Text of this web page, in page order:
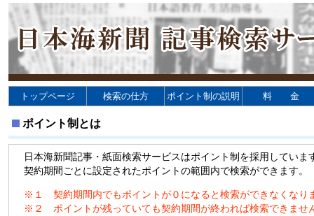
トップページ 検索の仕方 ポイント制の説明 料 金
ポイント制とは
日本海新聞記事・紙面検索サービスはポイント制を採用していま
契約期間ごとに設定されたポイントの範囲内で検索ができます。
※１ 契約期間内でもポイントが０になると検索ができなくなり
※２ ポイントが残っていても契約期間が終われば検索できませ